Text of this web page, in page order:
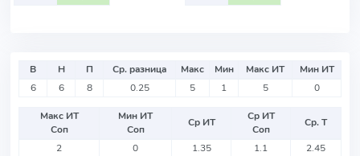
В Н П Ср. разница Макс Мин Макс ИТ
Мин ИТ
6
6 8 0.25 5 1 5 0
Макс ИТ
Соп
Мин ИТ
Соп
Ср ИТ
Ср ИТ
Соп
Ср. Т
2
0 1.35 1.1 2.45